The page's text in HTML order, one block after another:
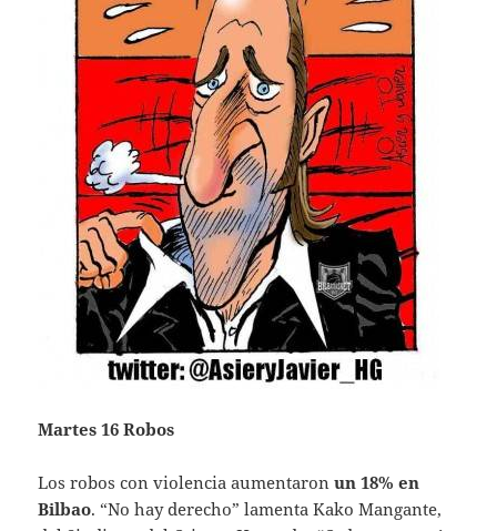
Martes 16 Robos
Los robos con violencia aumentaronun 18% en
Bilbao. “No hay derecho” lamenta Kako Mangante,